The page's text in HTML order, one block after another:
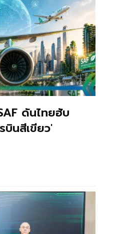
ดันไทยฮับ
บินสีเขียว'